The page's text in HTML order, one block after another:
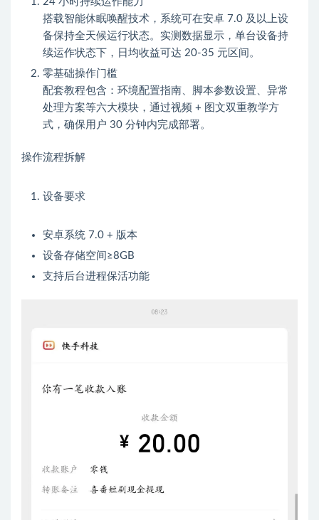
搭载智能休眠唤醒技术，系统可在安卓 7.0 及以上设
备保持全天候运行状态。实测数据显示，单台设备持
续运作状态下，日均收益可达 20-35 元区间。
零基础操作门槛
配套教程包含：环境配置指南、脚本参数设置、异常
处理方案等六大模块，通过视频 + 图文双重教学方
式，确保用户 30 分钟内完成部署。
操作流程拆解
设备要求
安卓系统 7.0 + 版本
设备存储空间≥8GB
支持后台进程保活功能